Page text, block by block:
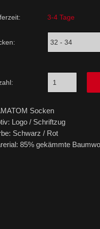
3-4 Tage
Socken
Logo / Schriftzug
Schwarz / Rot
85% gekämmte